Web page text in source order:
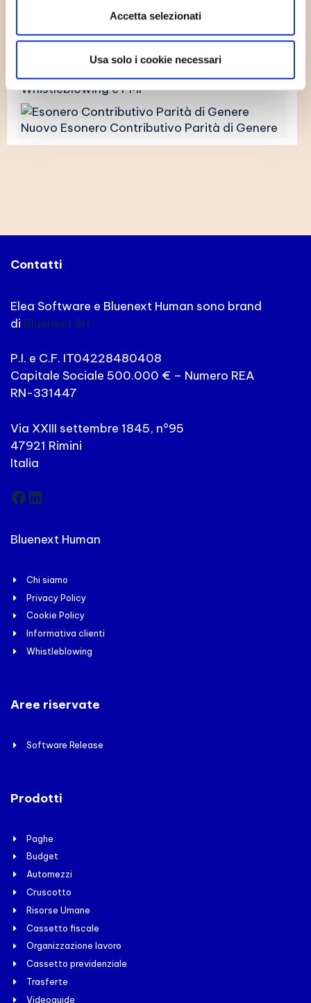
Accetta selezionati
Usa solo i cookie necessari
Gestione Avanzata delle Trasferte Aziendali
Whistleblowing e PMI
Nuovo Esonero Contributivo Parità di Genere
Contatti
Elea Software e Bluenext Human sono brand
di Bluenext Srl
P.I. e C.F. IT04228480408
Capitale Sociale 500.000 € – Numero REA
RN-331447
Via XXIII settembre 1845, n°95
47921 Rimini
Italia
Facebook
LinkedIn
Bluenext Human
Chi siamo
Privacy Policy
Cookie Policy
Informativa clienti
Whistleblowing
Aree riservate
Software Release
Prodotti
Paghe
Budget
Automezzi
Cruscotto
Risorse Umane
Cassetto fiscale
Organizzazione lavoro
Cassetto previdenziale
Trasferte
Videoguide